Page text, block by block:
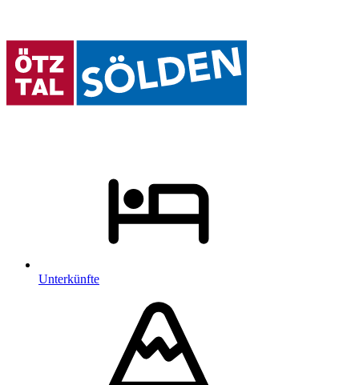
Unterkünfte